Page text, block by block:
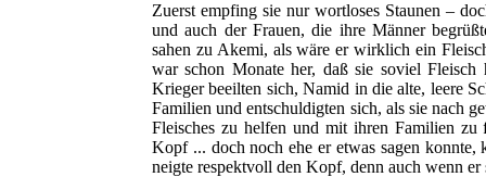
Zuerst empfing sie nur wortloses Staunen –
und auch der Frauen, die ihre Männer
sahen zu Akemi, als wäre er wirklich ein
war schon Monate her, daß sie soviel
Krieger beeilten sich, Namid in die alte, leere
Familien und entschuldigten sich, als sie nach
Fleisches zu helfen und mit ihren Familien zu
Kopf ... doch noch ehe er etwas sagen konnte,
neigte respektvoll den Kopf, denn auch wenn